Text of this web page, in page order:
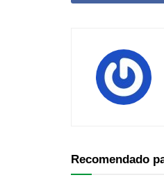
Recomendado